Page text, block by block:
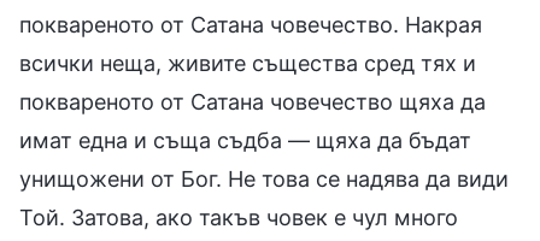
поквареното от Сатана човечество. Накрая
всички неща, живите същества сред тях и
поквареното от Сатана човечество щяха да
имат една и съща съдба — щяха да бъдат
унищожени от Бог. Не това се надява да види
Той. Затова, ако такъв човек е чул много